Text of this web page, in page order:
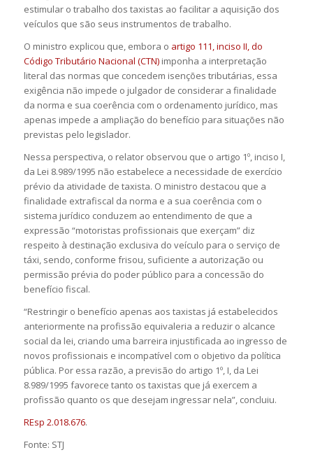
estimular o trabalho dos taxistas ao facilitar a aquisição dos
veículos que são seus instrumentos de trabalho.
O ministro explicou que, embora o artigo 111, inciso II, do
Código Tributário Nacional (CTN)imponha a interpretação
literal das normas que concedem isenções tributárias, essa
exigência não impede o julgador de considerar a finalidade
da norma e sua coerência com o ordenamento jurídico, mas
apenas impede a ampliação do benefício para situações não
previstas pelo legislador.
Nessa perspectiva, o relator observou que o artigo 1º, inciso I,
da Lei 8.989/1995 não estabelece a necessidade de exercício
prévio da atividade de taxista. O ministro destacou que a
finalidade extrafiscal da norma e a sua coerência com o
sistema jurídico conduzem ao entendimento de que a
expressão “motoristas profissionais que exerçam” diz
respeito à destinação exclusiva do veículo para o serviço de
táxi, sendo, conforme frisou, suficiente a autorização ou
permissão prévia do poder público para a concessão do
benefício fiscal.
“Restringir o benefício apenas aos taxistas já estabelecidos
anteriormente na profissão equivaleria a reduzir o alcance
social da lei, criando uma barreira injustificada ao ingresso de
novos profissionais e incompatível com o objetivo da política
pública. Por essa razão, a previsão do artigo 1º, I, da Lei
8.989/1995 favorece tanto os taxistas que já exercem a
profissão quanto os que desejam ingressar nela”, concluiu.
REsp 2.018.676.
Fonte: STJ